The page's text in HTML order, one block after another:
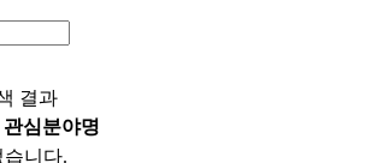
결과
관심분야명
니다.